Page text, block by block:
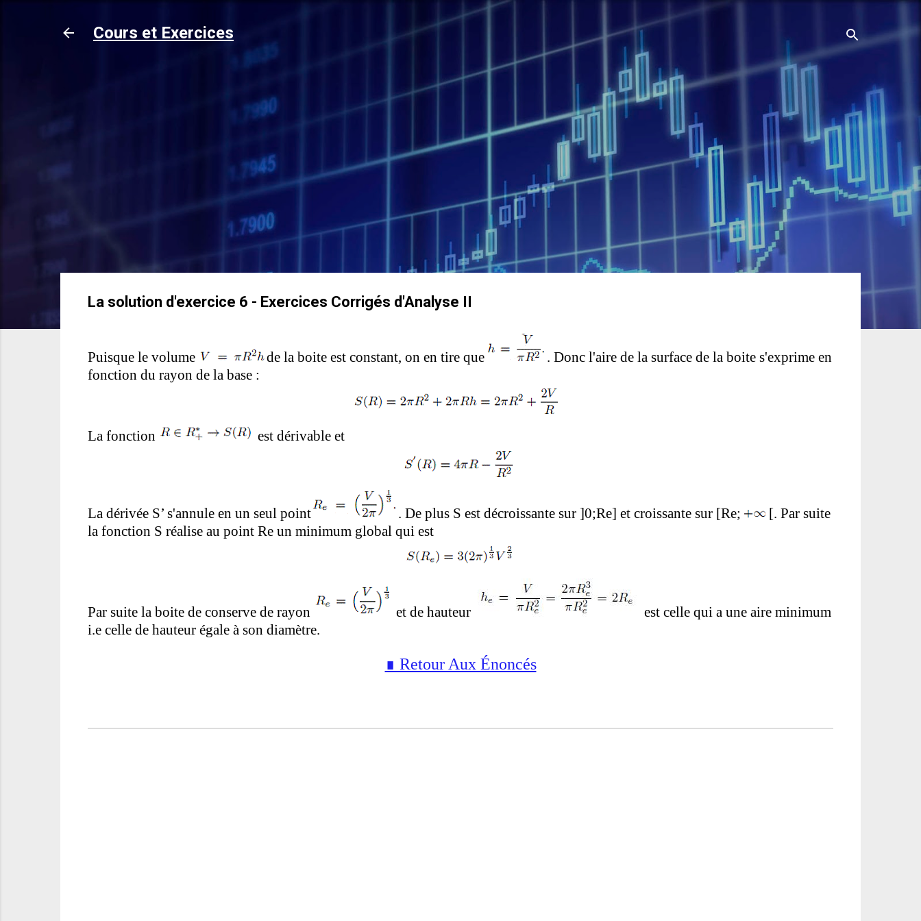
Accéder au contenu principal
Cours et Exercices
La solution d'exercice 6 - Exercices Corrigés d'Analyse II
Puisque le volume de la boite est constant, on en tire que
. Donc l'aire de la surface de la boite s'exprime en
fonction du rayon de la base :
La fonction est dérivable et
La dérivée S’ s'annule en un seul point . De plus S est décroissante sur ]0;Re] et croissante sur [Re;
[. Par suite
la fonction S réalise au point Re un minimum global qui est
Par suite la boite de conserve de rayon et de hauteur
est celle qui a une aire minimum
i.e celle de hauteur égale à son diamètre.
∎ Retour Aux Énoncés